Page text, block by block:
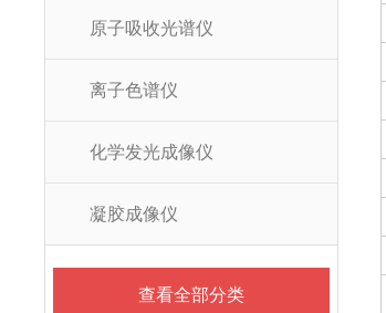
原子吸收光谱仪
离子色谱仪
化学发光成像仪
凝胶成像仪
查看全部分类